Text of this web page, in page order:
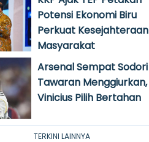
Potensi Ekonomi Biru
Perkuat Kesejahteraan
Masyarakat
Arsenal Sempat Sodori
Tawaran Menggiurkan,
Vinicius Pilih Bertahan
TERKINI LAINNYA